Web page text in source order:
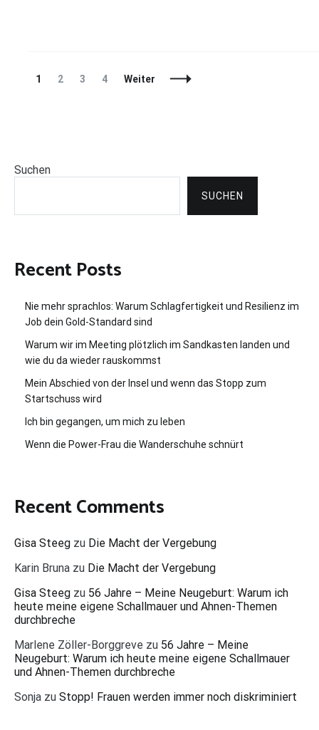
Beitragsnavigation
Seite
1 Seite
2 Seite
3 Seite
4 Weiter
Suchen
SUCHEN
Recent Posts
Nie mehr sprachlos: Warum Schlagfertigkeit und Resilienz im
Job dein Gold-Standard sind
Warum wir im Meeting plötzlich im Sandkasten landen und
wie du da wieder rauskommst
Mein Abschied von der Insel und wenn das Stopp zum
Startschuss wird
Ich bin gegangen, um mich zu leben
Wenn die Power-Frau die Wanderschuhe schnürt
Recent Comments
Gisa Steeg zu Die Macht der Vergebung
Karin Bruna zu Die Macht der Vergebung
Gisa Steeg zu 56 Jahre – Meine Neugeburt: Warum ich
heute meine eigene Schallmauer und Ahnen-Themen
durchbreche
Marlene Zöller-Borggreve zu 56 Jahre – Meine
Neugeburt: Warum ich heute meine eigene Schallmauer
und Ahnen-Themen durchbreche
Sonja zu Stopp! Frauen werden immer noch diskriminiert